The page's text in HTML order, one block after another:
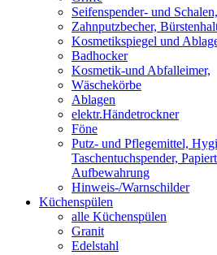
Seifenspender- und
Zahnputzbecher,
Kosmetikspiegel und
Badhocker
Kosmetik-und Abfalleimer,
Wäschekörbe
Ablagen
elektr.Händetrockner
Föne
Putz- und Pflegemittel,
Taschentuchspender,
Aufbewahrung
Hinweis-/Warnschilder
Küchenspülen
alle Küchenspülen
Granit
Edelstahl